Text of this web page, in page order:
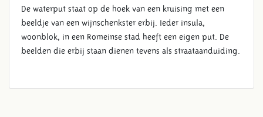
De waterput staat op de hoek van een kruising met een
beeldje van een wijnschenkster erbij. Ieder insula,
woonblok, in een Romeinse stad heeft een eigen put. De
beelden die erbij staan dienen tevens als straataanduiding.